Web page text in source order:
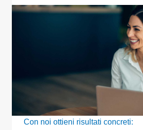
Con noi ottieni risultati concreti: